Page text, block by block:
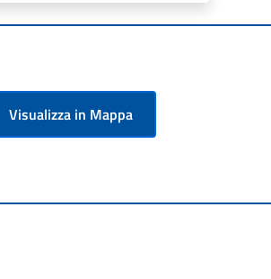
Visualizza in Mappa